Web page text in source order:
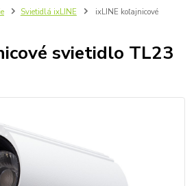
Svietidlá ixLINE
ixLINE koľajnicové
svietidlo TL23